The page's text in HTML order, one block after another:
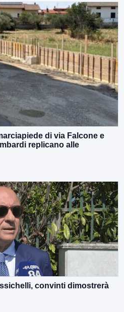
di via Falcone e
replicano alle
convinti dimostrerà